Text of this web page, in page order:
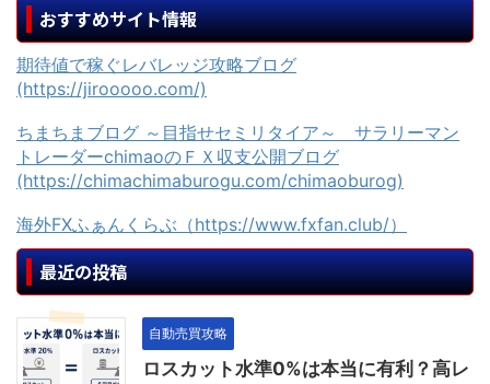
おすすめサイト情報
期待値で稼ぐレバレッジ攻略ブログ
(https://jirooooo.com/)
ちまちまブログ ～目指せセミリタイア～ サラリーマン
トレーダーchimaoのＦＸ収支公開ブログ
(https://chimachimaburogu.com/chimaoburog)
海外FXふぁんくらぶ（https://www.fxfan.club/）
最近の投稿
自動売買攻略
ロスカット水準0%は本当に有利？高レ